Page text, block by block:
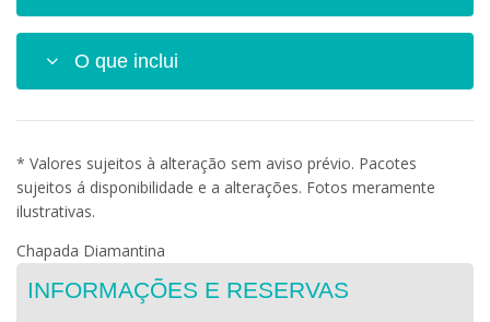
O que inclui
* Valores sujeitos à alteração sem aviso prévio. Pacotes
sujeitos á disponibilidade e a alterações. Fotos meramente
ilustrativas.
Chapada Diamantina
INFORMAÇÕES E RESERVAS